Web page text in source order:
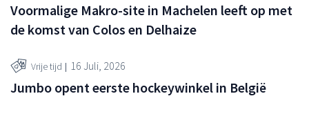
Voormalige Makro-site in Machelen leeft op met
de komst van Colos en Delhaize
Vrije tijd 16 Juli, 2026
Jumbo opent eerste hockeywinkel in België